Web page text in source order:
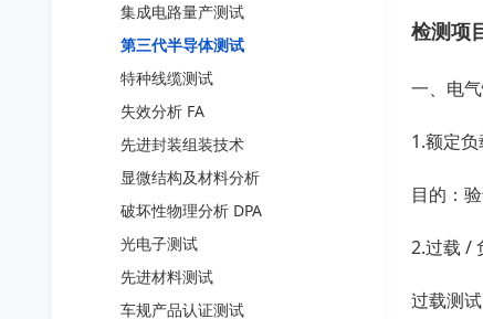
检测项
一、电
1.额定
目的：
2.过载 /
过载测
集成电路量产测试
第三代半导体测试
特种线缆测试
失效分析 FA
先进封装组装技术
显微结构及材料分析
破坏性物理分析 DPA
光电子测试
先进材料测试
车规产品认证测试